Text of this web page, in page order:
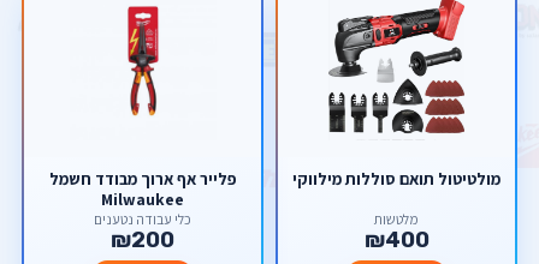
מולטיטול תואם סוללות מילווקי
מלטשות
₪400
פלייר אף ארוך מבודד חשמל
Milwaukee
כלי עבודה נטענים
₪200